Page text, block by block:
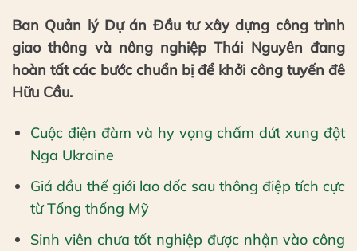
Ban Quản lý Dự án Đầu tư xây dựng công trình
giao thông và nông nghiệp Thái Nguyên đang
hoàn tất các bước chuẩn bị để khởi công tuyến đê
Hữu Cầu.
Cuộc điện đàm và hy vọng chấm dứt xung đột
Nga Ukraine
Giá dầu thế giới lao dốc sau thông điệp tích cực
từ Tổng thống Mỹ
Sinh viên chưa tốt nghiệp được nhận vào công